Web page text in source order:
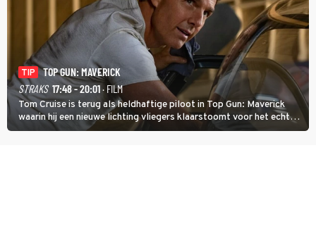
TIP
TOP GUN: MAVERICK
STRAKS 17:48 - 20:01· FILM
Tom Cruise is terug als heldhaftige piloot in Top Gun: Maverick
waarin hij een nieuwe lichting vliegers klaarstoomt voor het echte
werk.